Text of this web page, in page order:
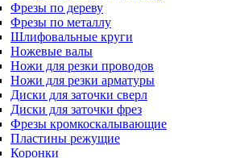
Фрезы по дереву
Фрезы по металлу
Шлифовальные круги
Ножевые валы
Ножи для резки проводов
Ножи для резки арматуры
Диски для заточки сверл
Диски для заточки фрез
Фрезы кромкоскалывающие
Пластины режущие
Коронки